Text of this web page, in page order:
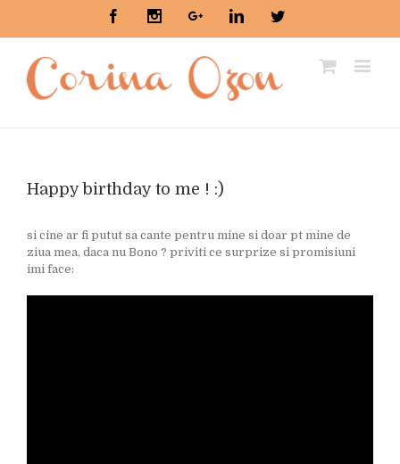
FacebookInstagramGoogle+LinkedinTwitter
Happy birthday to me ! :)
si cine ar fi putut sa cante pentru mine si doar pt mine de
ziua mea, daca nu Bono ? priviti ce surprize si promisiuni
imi face: